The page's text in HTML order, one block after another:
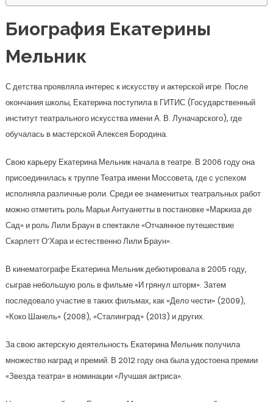
Биография Екатерины
Мельник
С детства проявляла интерес к искусству и актерской игре. После
окончания школы, Екатерина поступила в ГИТИС (Государственный
институт театрального искусства имени А. В. Луначарского), где
обучалась в мастерской Алексея Бородина.
Свою карьеру Екатерина Мельник начала в театре. В 2006 году она
присоединилась к труппе Театра имени Моссовета, где с успехом
исполняла различные роли. Среди ее знаменитых театральных работ
можно отметить роль Марьи Антуанетты в постановке «Маркиза де
Сад» и роль Лили Браун в спектакле «Отчаянное путешествие
Скарлетт О’Хара и естественно Лили Браун».
В кинематографе Екатерина Мельник дебютировала в 2005 году,
сыграв небольшую роль в фильме «И грянул шторм». Затем
последовало участие в таких фильмах, как «Дело чести» (2009),
«Коко Шанель» (2008), «Сталинград» (2013) и других.
За свою актерскую деятельность Екатерина Мельник получила
множество наград и премий. В 2012 году она была удостоена премии
«Звезда театра» в номинации «Лучшая актриса».